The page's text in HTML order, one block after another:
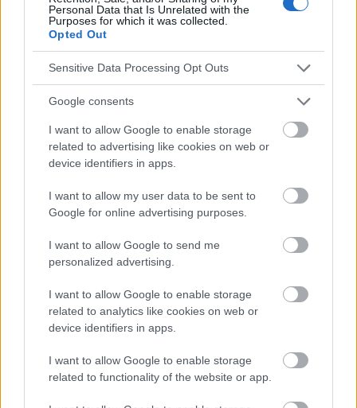
Personal Data that Is Unrelated with the
Purposes for which it was collected.
Opted Out
Sensitive Data Processing Opt Outs
Google consents
I want to allow Google to enable storage
related to advertising like cookies on web or
device identifiers in apps.
I want to allow my user data to be sent to
Google for online advertising purposes.
I want to allow Google to send me
personalized advertising.
I want to allow Google to enable storage
related to analytics like cookies on web or
device identifiers in apps.
I want to allow Google to enable storage
related to functionality of the website or app.
Redaktion der Website sind nicht für die Ergebnisse ihrer
Anwendung verantwortlich. Bevor Sie Ratschläge oder Tipps auf
der Website verwenden, ist es unbedingt erforderlich, einen Arzt
Werbung: